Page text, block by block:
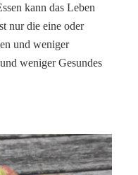
kann das Leben
nur die eine oder
und weniger
weniger Gesundes